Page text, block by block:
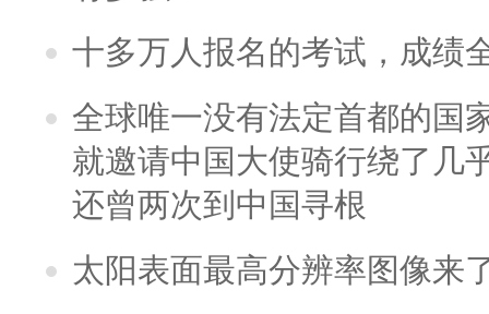
十多万人报名的考试，成绩
全球唯一没有法定首都的国
就邀请中国大使骑行绕了几
还曾两次到中国寻根
太阳表面最高分辨率图像来